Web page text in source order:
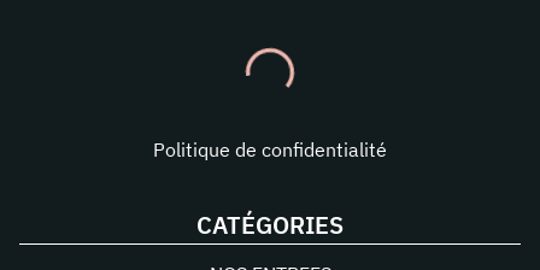
Politique de confidentialité
CATÉGORIES